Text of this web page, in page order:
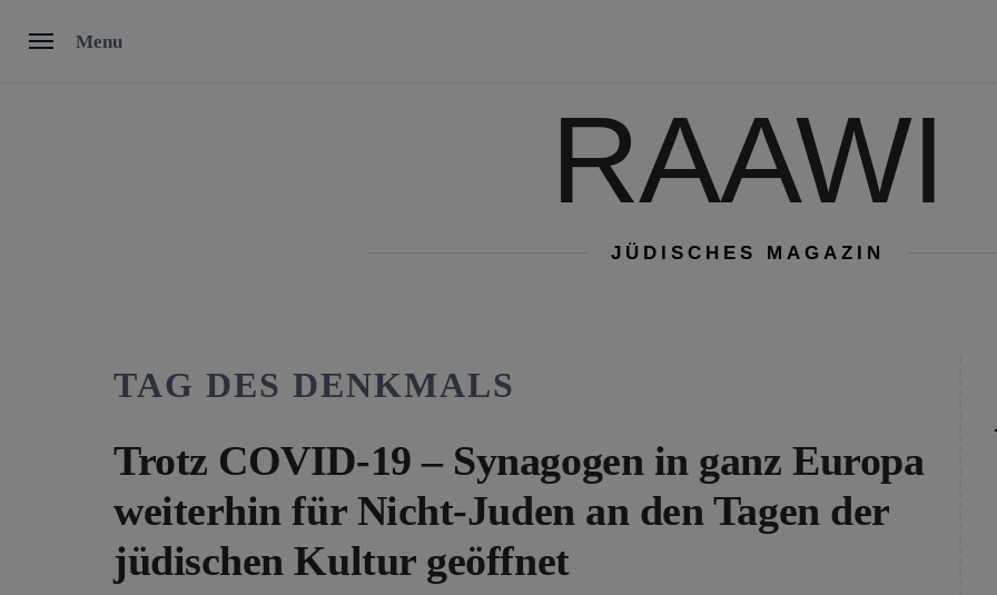
Menu
RAAWI
JÜDISCHES MAGAZIN
TAG DES DENKMALS
Trotz COVID-19 – Synagogen in ganz Europa
weiterhin für Nicht-Juden an den Tagen der
jüdischen Kultur geöffnet